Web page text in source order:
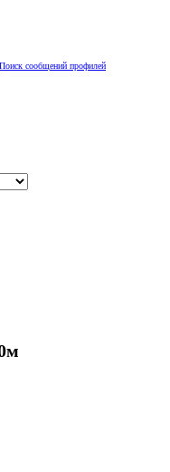
Поиск сообщений профилей